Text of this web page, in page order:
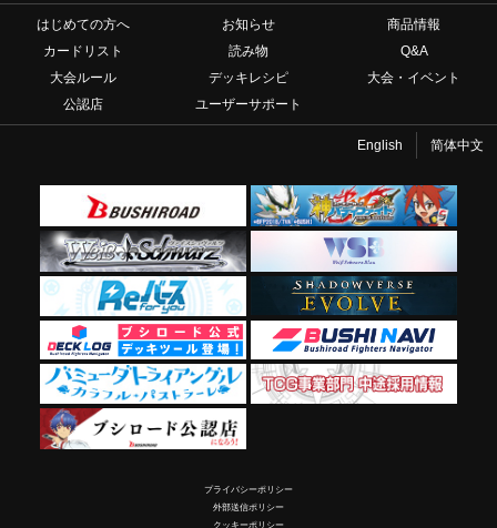
はじめての方へ お知らせ
商品情報
カードリスト
読み物
Q&A
大会ルール
デッキレシピ
大会・イベント
公認店
ユーザーサポート
English 简体中文
プライバシーポリシー
外部送信ポリシー
クッキーポリシー